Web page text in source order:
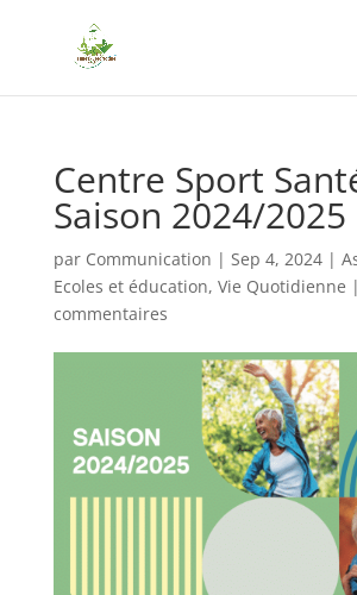
Centre Sport
Saison 2024/2025
par Communication | Sep 4, 2024|
Ecoles et éducation, Vie Quotidienne |
commentaires